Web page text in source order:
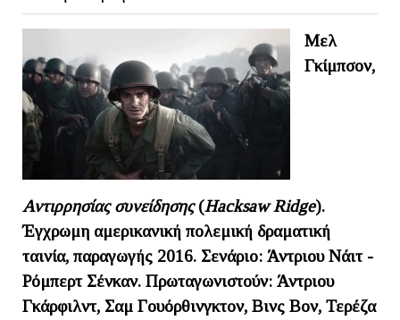
Μελ
Γκίμπσον,
Αντιρρησίας συνείδησης(Hacksaw Ridge).
Έγχρωμη αμερικανική πολεμική δραματική
ταινία, παραγωγής 2016. Σενάριο: Άντριου Νάιτ -
Ρόμπερτ Σένκαν. Πρωταγωνιστούν: Άντριου
Γκάρφιλντ, Σαμ Γουόρθινγκτον, Βινς Βον, Τερέζα